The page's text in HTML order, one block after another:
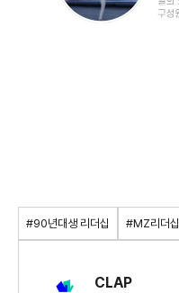
#90년대생 리더십 #MZ리더십
CLAP